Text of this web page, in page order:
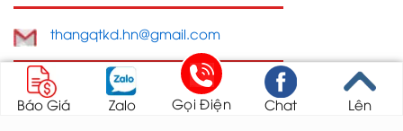
Báo Giá Zalo Gọi Điện Chat Lên
thangqtkd.hn@gmail.com
https://toyotahanoi247.com/